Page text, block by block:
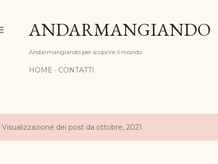
ANDARMANGIANDO
Andarmangiando per scoprire il mondo
HOME CONTATTI
Visualizzazione dei post da ottobre, 2021